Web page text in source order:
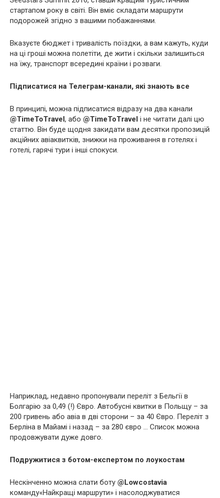
стартапом року в світі. Він вміє складати маршрути
подорожей згідно з вашими побажаннями.
Вказуєте бюджет і тривалість поїздки, а вам кажуть, куди
на ці гроші можна полетіти, де жити і скільки залишиться
на їжу, транспорт всередині країни і розваги.
Підписатися на Телеграм-канали, які знають все
В принципі, можна підписатися відразу на два канали
@TimeToTravel, або @TimeToTravel і не читати далі цю
статтю. Він буде щодня закидати вам десятки пропозицій
акційних авіаквитків, знижки на проживання в готелях і
готелі, гарячі тури і інші спокуси.
Наприклад, недавно пропонували переліт з Бельгії в
Болгарію за 0,49 (!) Євро. Автобусні квитки в Польщу – за
200 гривень або авіа в дві сторони – за 40 Євро. Переліт з
Берліна в Майамі і назад – за 280 євро … Список можна
продовжувати дуже довго.
Подружитися з ботом-експертом по лоукостам
Нескінченно можна слати боту @Lowcostavia
команду«Найкращі маршрути» і насолоджуватися